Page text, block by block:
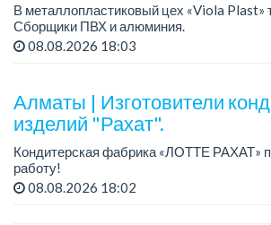
В металлопластиковый цех «Viola Plast»
Сборщики ПВХ и алюминия.
График работы: 5/2, с 08.00 до 17.00.
08.08.2026 18:03
Алматы | Изготовители
изделий "Рахат".
Кондитерская фабрика «ЛОТТЕ РАХАТ»
работу!
График работы: сменный.
08.08.2026 18:02